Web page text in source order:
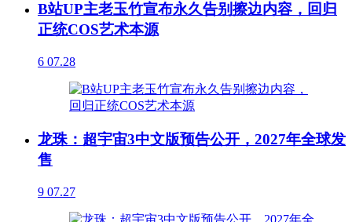
B站UP主老玉竹宣布永久告别擦边内容，回归
正统COS艺术本源
6 07.28
龙珠：超宇宙3中文版预告公开，2027年全球发
售
9 07.27